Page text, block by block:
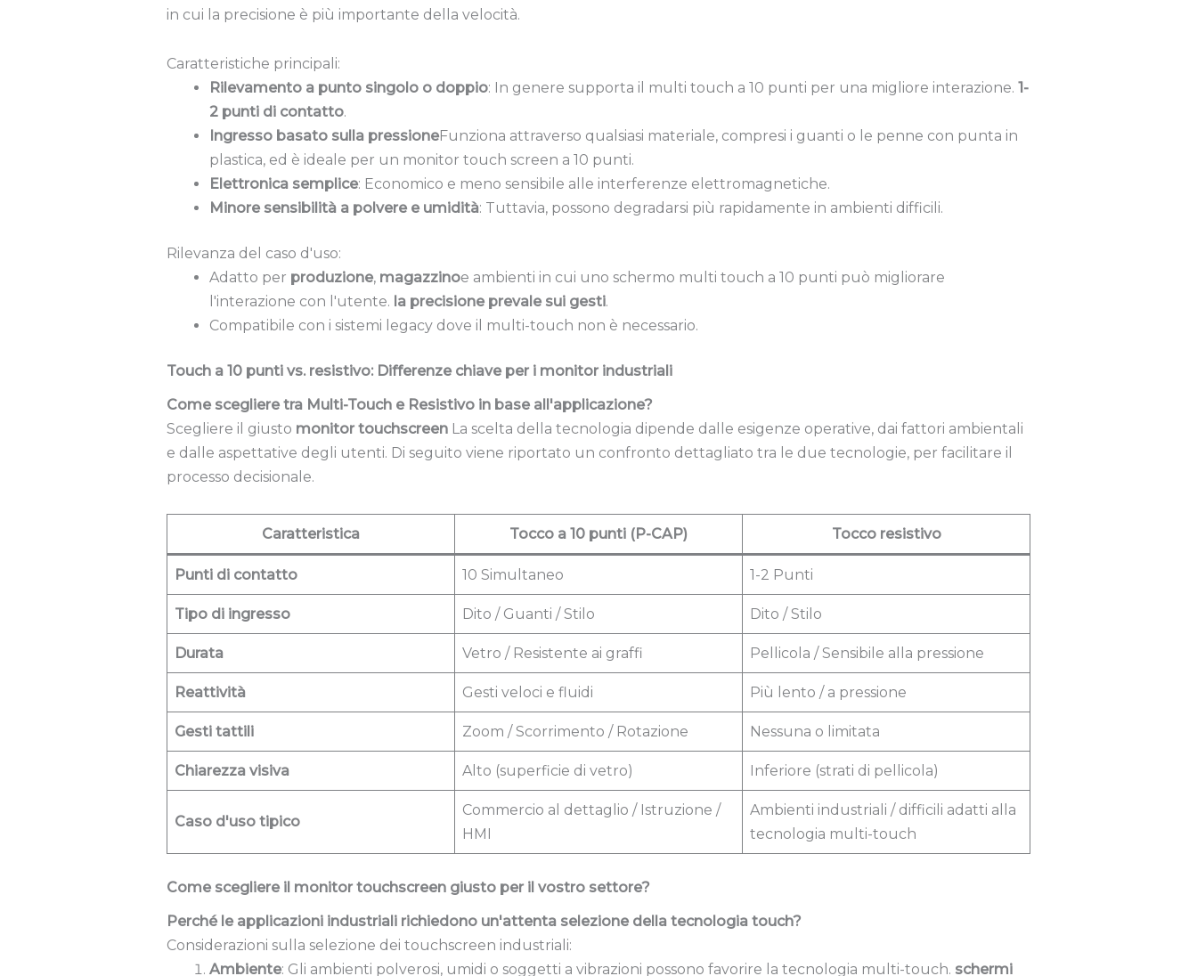
in cui la precisione è più importante della velocità.
Caratteristiche principali:
Rilevamento a punto singolo o doppio: In genere supporta il multi touch a 10 punti per una migliore interazione. 1-
2 punti di contatto.
Ingresso basato sulla pressioneFunziona attraverso qualsiasi materiale, compresi i guanti o le penne con punta in
plastica, ed è ideale per un monitor touch screen a 10 punti.
Elettronica semplice: Economico e meno sensibile alle interferenze elettromagnetiche.
Minore sensibilità a polvere e umidità: Tuttavia, possono degradarsi più rapidamente in ambienti difficili.
Rilevanza del caso d'uso:
Adatto per produzione, magazzinoe ambienti in cui uno schermo multi touch a 10 punti può migliorare
l'interazione con l'utente. la precisione prevale sui gesti.
Compatibile con i sistemi legacy dove il multi-touch non è necessario.
Touch a 10 punti vs. resistivo: Differenze chiave per i monitor industriali
Come scegliere tra Multi-Touch e Resistivo in base all'applicazione?
Scegliere il giusto monitor touchscreen La scelta della tecnologia dipende dalle esigenze operative, dai fattori ambientali
e dalle aspettative degli utenti. Di seguito viene riportato un confronto dettagliato tra le due tecnologie, per facilitare il
processo decisionale.
Caratteristica Tocco a 10 punti (P-CAP) Tocco resistivo
Punti di contatto 10 Simultaneo 1-2 Punti
Tipo di ingresso Dito / Guanti / Stilo Dito / Stilo
Durata Vetro / Resistente ai graffi Pellicola / Sensibile alla pressione
Reattività Gesti veloci e fluidi Più lento / a pressione
Gesti tattili Zoom / Scorrimento / Rotazione Nessuna o limitata
Chiarezza visiva Alto (superficie di vetro) Inferiore (strati di pellicola)
Caso d'uso tipico
Commercio al dettaglio / Istruzione /
HMI
Ambienti industriali / difficili adatti alla
tecnologia multi-touch
Come scegliere il monitor touchscreen giusto per il vostro settore?
Perché le applicazioni industriali richiedono un'attenta selezione della tecnologia touch?
Considerazioni sulla selezione dei touchscreen industriali:
Ambiente: Gli ambienti polverosi, umidi o soggetti a vibrazioni possono favorire la tecnologia multi-touch. schermi